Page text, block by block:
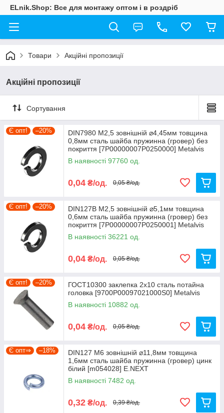
ELnik.Shop: Все для монтажу оптом і в роздріб
Товари Акційні пропозиції
Акційні пропозиції
Сортування
Є опт! –20%
DIN7980 М2,5 зовнішній ⌀4,45мм товщина
0,8мм сталь шайба пружинна (гровер) без
покриття [7P00000007P0250000] Metalvis
В наявності 97760 од.
0,04 ₴/од. 0,05 ₴/од.
Є опт! –20%
DIN127B М2,5 зовнішній ⌀5,1мм товщина
0,6мм сталь шайба пружинна (гровер) без
покриття [7P00000007P0250001] Metalvis
В наявності 36221 од.
0,04 ₴/од. 0,05 ₴/од.
Є опт! –20%
ГОСТ10300 заклепка 2х10 сталь потайна
головка [9700P00097021000S0] Metalvis
В наявності 10882 од.
0,04 ₴/од. 0,05 ₴/од.
Є опт⇒ –18%
DIN127 М6 зовнішній ⌀11,8мм товщина
1,6мм сталь шайба пружинна (гровер) цинк
білий [m054028] E.NEXT
В наявності 7482 од.
0,32 ₴/од. 0,39 ₴/од.